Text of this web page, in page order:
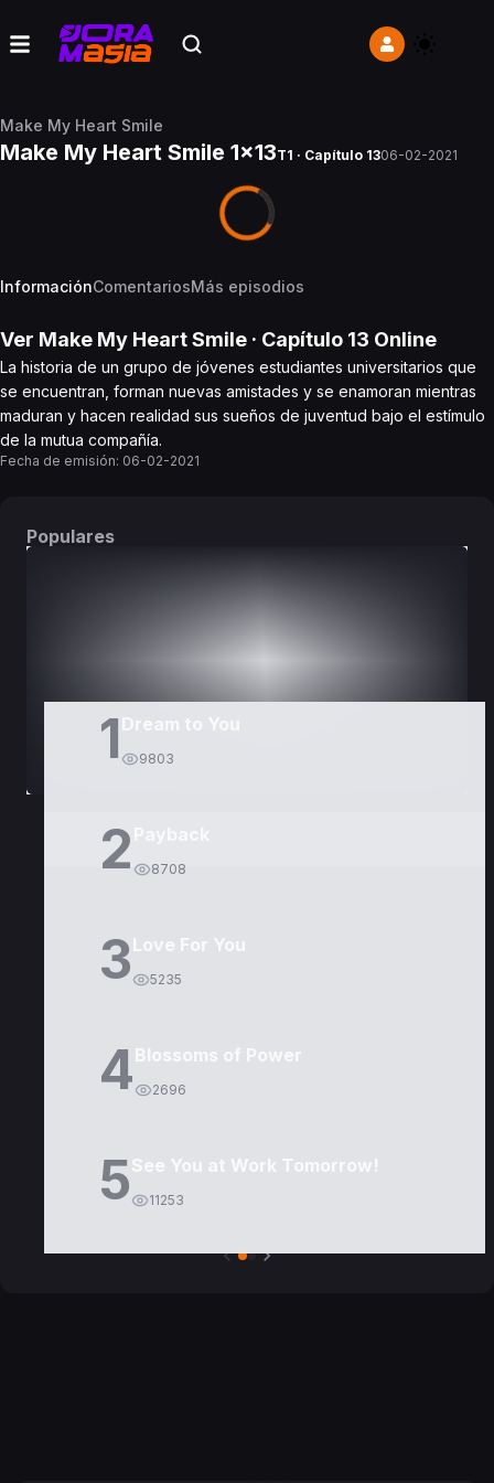
Make My Heart Smile
Make My Heart Smile 1x13T1 · Capítulo 1306-02-2021
InformaciónComentariosMás episodios
Ver Make My Heart Smile · Capítulo 13 Online
La historia de un grupo de jóvenes estudiantes universitarios que
se encuentran, forman nuevas amistades y se enamoran mientras
maduran y hacen realidad sus sueños de juventud bajo el estímulo
de la mutua compañía.
Fecha de emisión: 06-02-2021
Populares
1 Dream to You
9803
2 8708
3Love For You
5235
4Blossoms of Power
2696
5See You at Work Tomorrow!
11253